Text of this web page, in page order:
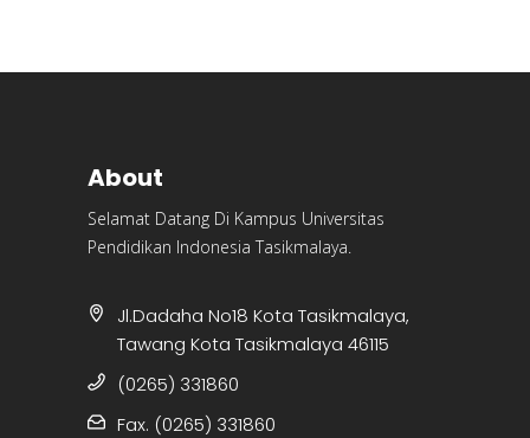
About
Selamat Datang Di Kampus Universitas
Pendidikan Indonesia Tasikmalaya.
Jl.Dadaha No18 Kota Tasikmalaya,
Tawang Kota Tasikmalaya 46115
(0265) 331860
Fax. (0265) 331860